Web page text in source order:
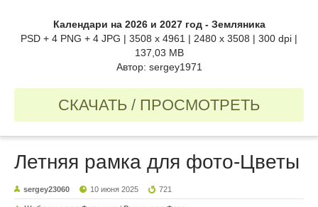
Календари на 2026 и 2027 год - Земляника
PSD + 4 PNG + 4 JPG | 3508 x 4961 | 2480 x 3508 | 300 dpi |
137,03 MB
Автор: sergey1971
СКАЧАТЬ / ПРОСМОТРЕТЬ
Летняя рамка для фото-Цветы
sergey23060 10 июня 2025 721